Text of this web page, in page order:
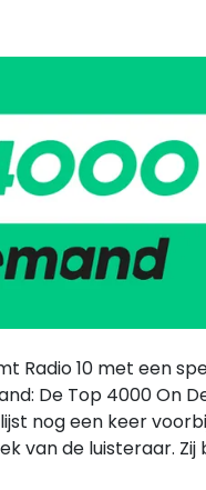
Radio 10 met een
De Top 4000 On
nog een keer
van de luisteraar. Zij